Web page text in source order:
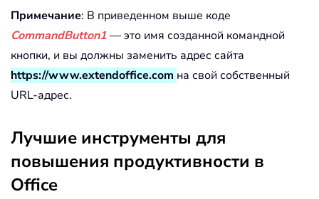
Примечание: В приведенном выше коде
CommandButton1 — это имя созданной командной
кнопки, и вы должны заменить адрес сайта
https://www.extendoffice.com на свой собственный
URL-адрес.
Лучшие инструменты для
повышения продуктивности в
Office